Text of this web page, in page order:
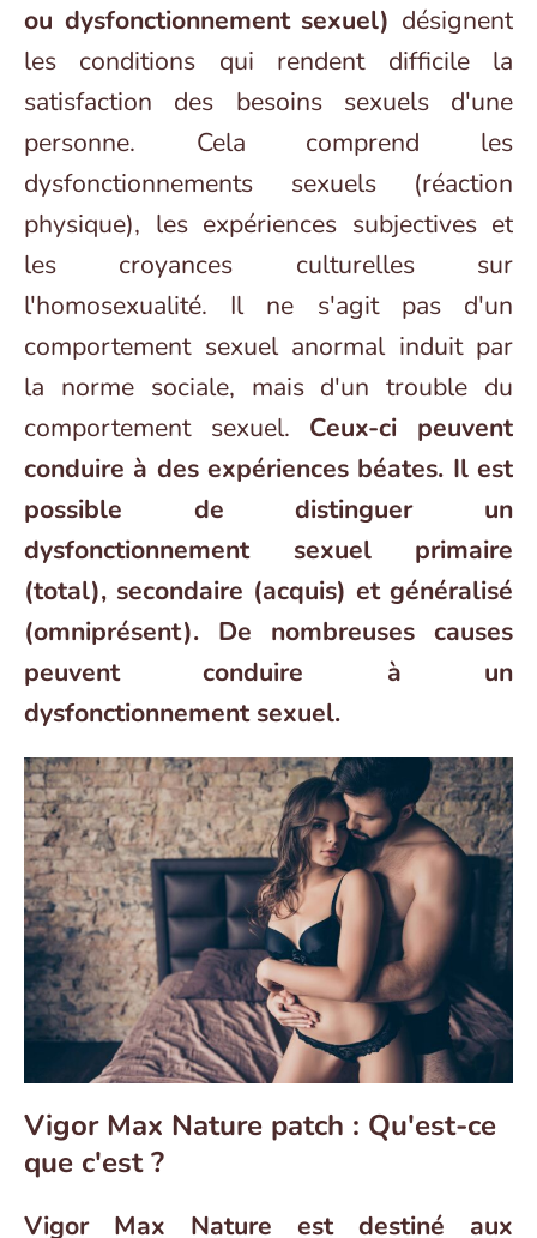
ou dysfonctionnement sexuel) désignent
les conditions qui rendent difficile la
satisfaction des besoins sexuels d'une
personne. Cela comprend les
dysfonctionnements sexuels (réaction
physique), les expériences subjectives et
les croyances culturelles sur
l'homosexualité. Il ne s'agit pas d'un
comportement sexuel anormal induit par
la norme sociale, mais d'un trouble du
comportement sexuel. Ceux-ci peuvent
conduire à des expériences béates. Il est
possible de distinguer un
dysfonctionnement sexuel primaire
(total), secondaire (acquis) et généralisé
(omniprésent). De nombreuses causes
peuvent conduire à un
dysfonctionnement sexuel.
Vigor Max Nature patch : Qu'est-ce
que c'est ?
Vigor Max Nature est destiné aux